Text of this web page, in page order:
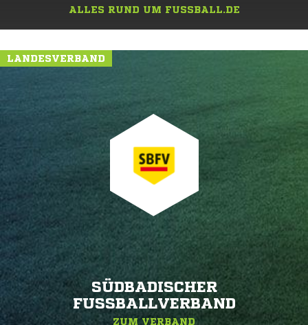
ALLES RUND UM FUSSBALL.DE
LANDESVERBAND
SÜDBADISCHER
FUSSBALLVERBAND
ZUM VERBAND